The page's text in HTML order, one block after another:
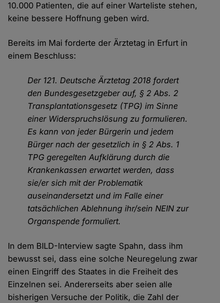
10.000 Patienten, die auf einer Warteliste stehen,
keine bessere Hoffnung geben wird.
Bereits im Mai forderte der Ärztetag in Erfurt in
einem Beschluss:
Der 121. Deutsche Ärztetag 2018 fordert
den Bundesgesetzgeber auf, § 2 Abs. 2
Transplantationsgesetz (TPG) im Sinne
einer Widerspruchslösung zu formulieren.
Es kann von jeder Bürgerin und jedem
Bürger nach der gesetzlich in § 2 Abs. 1
TPG geregelten Aufklärung durch die
Krankenkassen erwartet werden, dass
sie/er sich mit der Problematik
auseinandersetzt und im Falle einer
tatsächlichen Ablehnung ihr/sein NEIN zur
Organspende formuliert.
In dem BILD-Interview sagte Spahn, dass ihm
bewusst sei, dass eine solche Neuregelung zwar
einen Eingriff des Staates in die Freiheit des
Einzelnen sei. Andererseits aber seien alle
bisherigen Versuche der Politik, die Zahl der